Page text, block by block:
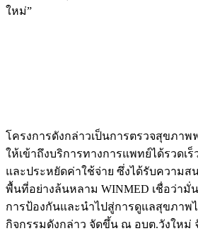
ใหม่”
โครงการดังกล่าวเป็นการตรวจสุขภาพ
ให้เข้าถึงบริการทางการแพทย์ได้รวดเ
และประหยัดค่าใช้จ่าย ซึ่งได้รับความส
พื้นที่อย่างล้นหลาม WINMED เชื่อว่ามั่
การป้องกันและนำไปสู่การดูแลสุขภาพ
กิจกรรมดังกล่าว จัดขึ้น ณ อบต.วังใหม่